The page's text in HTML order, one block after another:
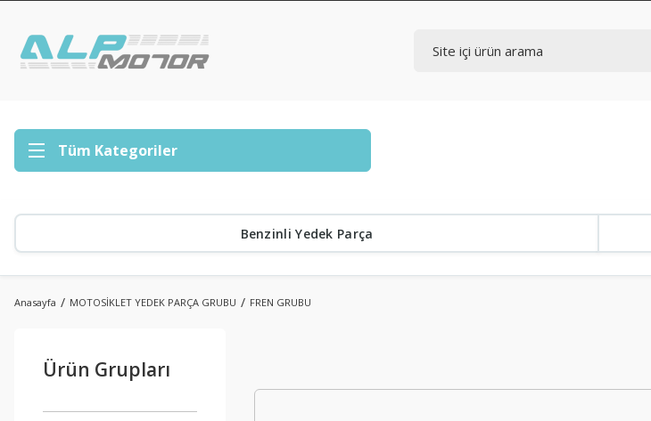
Tüm Kategoriler
Benzinli Yedek Parça
Anasayfa MOTOSİKLET YEDEK PARÇA GRUBU FREN GRUBU
Ürün Grupları